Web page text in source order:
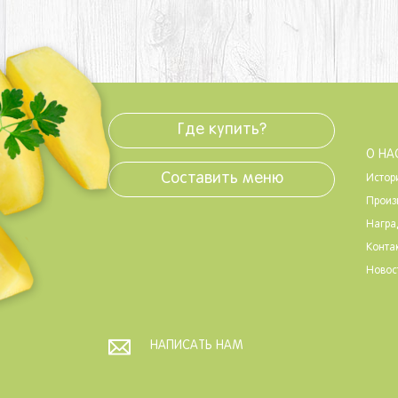
Где купить?
Составить меню
НАПИСАТЬ НАМ
О